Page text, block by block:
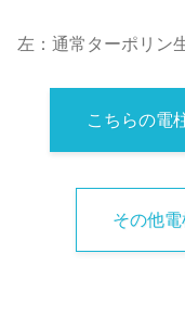
左：通常ターポリン
こちらの電
その他